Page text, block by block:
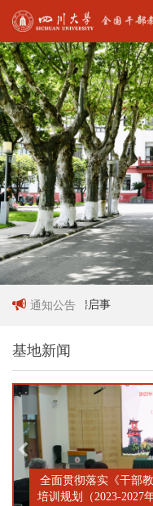
通知公告
作人员招聘启事
基地新闻
全面贯彻落实《干部
培训规划（2023-2027